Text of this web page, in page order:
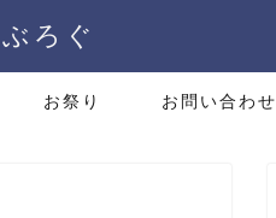
ろぐ
お祭り お問い合わせ